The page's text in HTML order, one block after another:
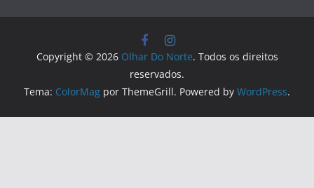
Copyright © 2026 Olhar Do Norte. Todos os direitos
reservados.
Tema: ColorMag por ThemeGrill. Powered by WordPress.